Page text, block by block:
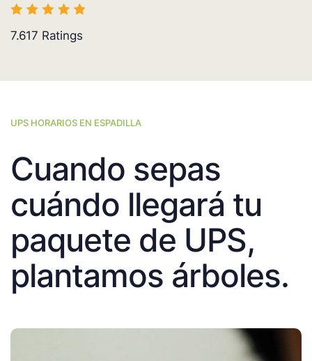
7.617 Ratings
UPS HORARIOS EN ESPADILLA
Cuando sepas
cuándo llegará tu
paquete de UPS,
plantamos árboles.